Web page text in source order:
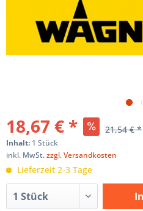
18,67 € * 21,54 € *
Inhalt: 1 Stück
inkl. MwSt.zzgl. Versandkosten
Lieferzeit 2-3 Tage